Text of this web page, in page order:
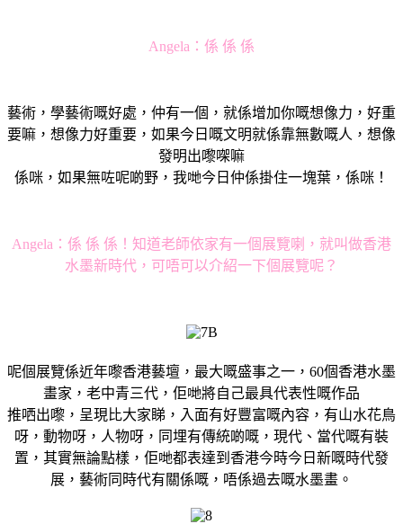
Angela： 係 係 係
藝術，學藝術嘅好處，仲有一個，就係增加你嘅想像力，好重
要嘛，想像力好重要，如果今日嘅文明就係靠無數嘅人，想像
發明出嚟㗎嘛
係咪，如果無咗呢啲野，我哋今日仲係掛住一塊葉，係咪！
Angela： 係 係 係！知道老師依家有一個展覽喇，就叫做香港
水墨新時代，可唔可以介紹一下個展覽呢？
呢個展覽係近年嚟香港藝壇，最大嘅盛事之一，60個香港水墨
畫家，老中青三代，佢哋將自己最具代表性嘅作品
推哂出嚟，呈現比大家睇，入面有好豐富嘅內容，有山水花鳥
呀，動物呀，人物呀，同埋有傳統啲嘅，現代、當代嘅有裝
置，其實無論點樣，佢哋都表達到香港今時今日新嘅時代發
展，藝術同時代有關係嘅，唔係過去嘅水墨畫。